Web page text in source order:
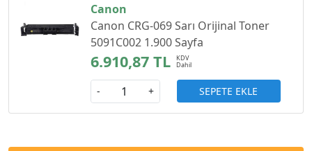
Canon
Canon CRG-069 Sarı Orijinal Toner
5091C002 1.900 Sayfa
6.910,87 TL
- + SEPETE EKLE